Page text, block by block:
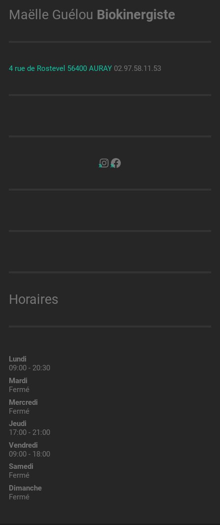
Maëlle Guélou Biokinergiste
4 rue de Rostevel 56400 AURAY02.97.58.11.53
Horaires
Lundi
09:00 - 20:30
Mardi
Fermé
Mercredi
Fermé
Jeudi
17:00 - 21:00
Vendredi
09:00 - 18:00
Samedi
Fermé
Dimanche
Fermé